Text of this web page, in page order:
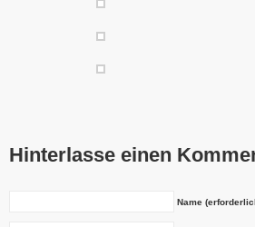
Hinterlasse einen
Name